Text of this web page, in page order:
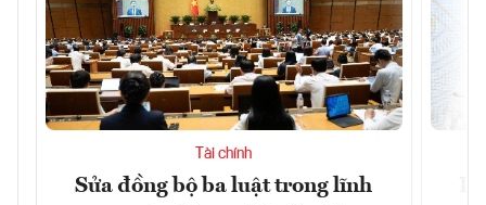
Tài chính
Sửa đồng bộ ba luật trong lĩnh